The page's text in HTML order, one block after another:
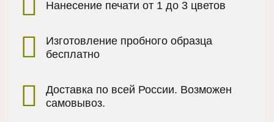
Нанесение печати от 1 до 3 цветов
Изготовление пробного образца
бесплатно
Доставка по всей России. Возможен
самовывоз.